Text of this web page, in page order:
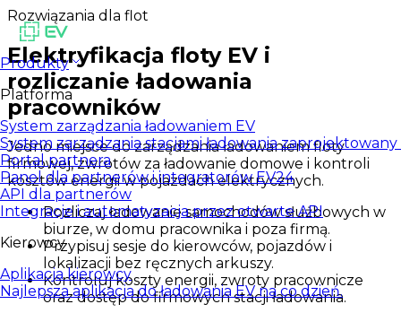
Produkty
Platforma
System zarządzania ładowaniem EV
System zarządzania stacjami ładowania zaprojektowany
Portal partnera
Panel dla partnerów i integratorów EV24
API dla partnerów
Integracje i automatyzacja przez otwarte API
Kierowcy
Aplikacja kierowcy
Najlepsza aplikacja do ładowania EV na co dzień.
Rozwiązania dla flot
Elektryfikacja floty EV i
rozliczanie ładowania
pracowników
Jedno miejsce do zarządzania ładowaniem floty
firmowej, zwrotów za ładowanie domowe i kontroli
kosztów energii w pojazdach elektrycznych.
Rozliczaj ładowanie samochodów służbowych w
biurze, w domu pracownika i poza firmą.
Przypisuj sesje do kierowców, pojazdów i
lokalizacji bez ręcznych arkuszy.
Kontroluj koszty energii, zwroty pracownicze
oraz dostęp do firmowych stacji ładowania.